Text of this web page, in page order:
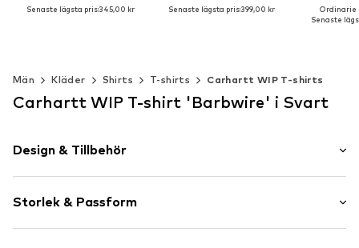
Senaste lägsta pris:345,00 kr Senaste lägsta pris:399,00 kr
Ordinarie
Senaste
Män Kläder Shirts T-shirts Carhartt WIP T-shirts
Carhartt WIP T-shirt 'Barbwire' i Svart
Design & Tillbehör
Jersey
Rundringning
Storlek & Passform